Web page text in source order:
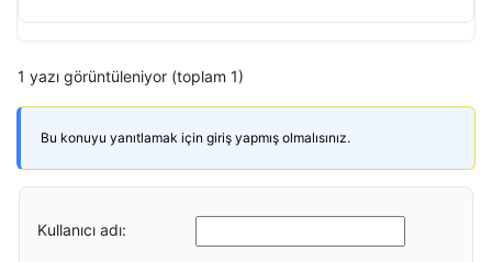
1 yazı görüntüleniyor (toplam 1)
Bu konuyu yanıtlamak için giriş yapmış olmalısınız.
Kullanıcı adı: